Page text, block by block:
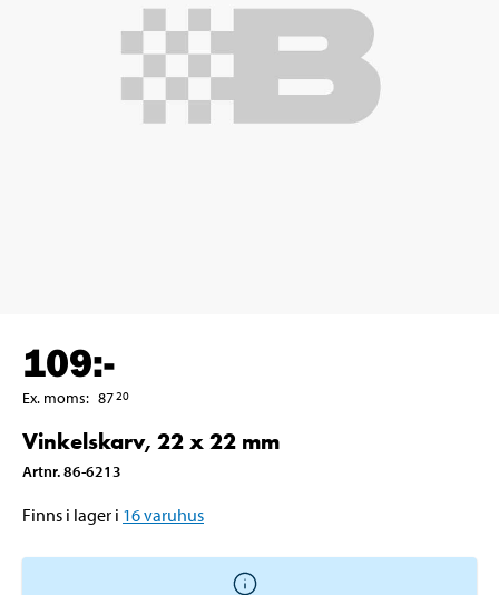
109:-
Ex. moms: 8720
Vinkelskarv, 22 x 22 mm
Artnr.86-6213
Finns i lager i 16varuhus